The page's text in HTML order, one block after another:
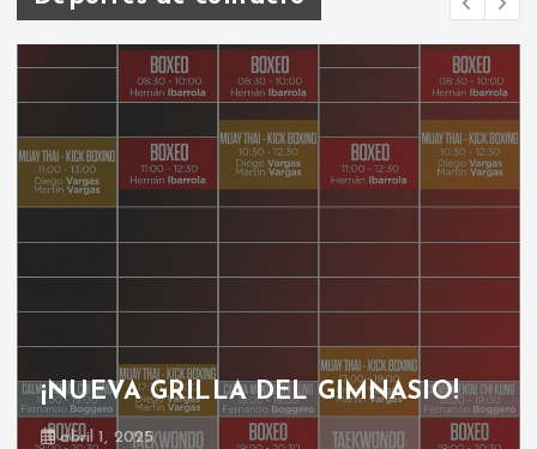
¡NUEVA GRILLA DEL GIMNASIO!
abril 1, 2025